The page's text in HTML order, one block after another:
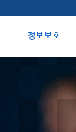
정보보호